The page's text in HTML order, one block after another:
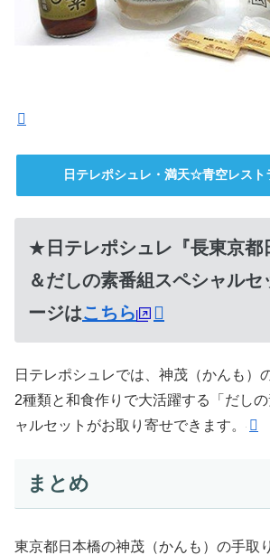
日テレポシュレ・満天☆青空レスト
★ 日テレポシュレ『長東京
＆だしの素番組スペシャルセ
ージはこちら
日テレポシュレでは、神茂（かんも）
2種類と和食作りで大活躍する「だし
ャルセットがお取り寄せできます。
まとめ
東京都日本橋の神茂（かんも）の手取